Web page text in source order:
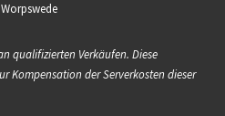
qualifizierten Verkäufen. Diese
Kompensation der Serverkosten dieser